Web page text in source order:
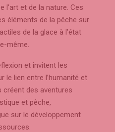
l’art et de la nature. Ces
éléments de la pêche sur
de la glace à l’état
même.
et invitent les
le lien entre l’humanité et
créent des aventures
et pêche,
sur le développement